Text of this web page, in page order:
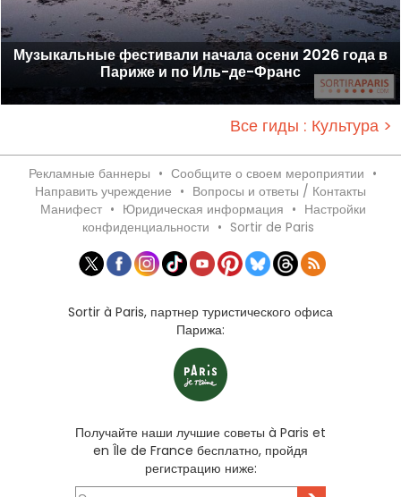
Музыкальные фестивали начала осени 2026 года в
Париже и по Иль-де-Франс
Все гиды : Культура >
Рекламные баннеры • Сообщите о своем мероприятии •
Направить учреждение • Вопросы и ответы / Контакты
Манифест • Юридическая информация • Настройки
конфиденциальности • Sortir de Paris
Sortir à Paris, партнер туристического офиса
Парижа:
Получайте наши лучшие советы à Paris et
en Île de France бесплатно, пройдя
регистрацию ниже: